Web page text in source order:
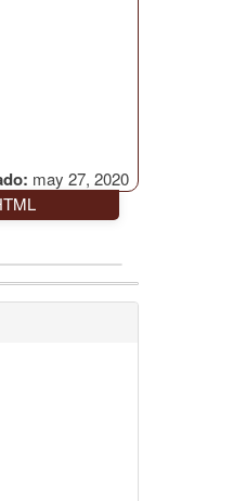
may 27, 2020